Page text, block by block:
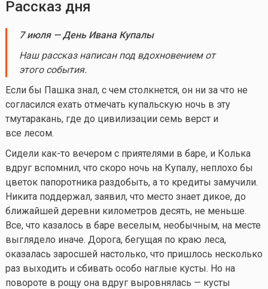
Рассказ дня
7 июля — День Ивана Купалы
Наш рассказ написан под вдохновением от
этого события.
Если бы Пашка знал, с чем столкнется, он ни за что не
согласился ехать отмечать купальскую ночь в эту
тмутаракань, где до цивилизации семь верст и
все лесом.
Сидели как-то вечером с приятелями в баре, и Колька
вдруг вспомнил, что скоро ночь на Купалу, неплохо бы
цветок папоротника раздобыть, а то кредиты замучили.
Никита поддержал, заявил, что место знает дикое, до
ближайшей деревни километров десять, не меньше.
Все, что казалось в баре веселым, необычным, на месте
выглядело иначе. Дорога, бегущая по краю леса,
оказалась заросшей настолько, что пришлось несколько
раз выходить и сбивать особо наглые кусты. Но на
повороте в рощу она вдруг выровнялась — кусты